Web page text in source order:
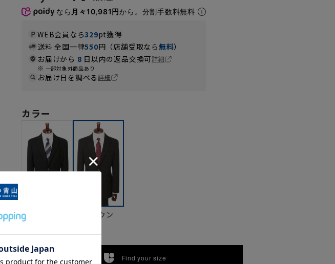
なら 月々10,981円から。分割手数料無料
WEB会員なら329pt獲得
送料 全国一律550円（店舗受取なら無料）
お届けから 8 日以内の返品交換可詳細
一部対象外商品あり
お届け日を調べる詳細
カラー
ブラウン
Find your size